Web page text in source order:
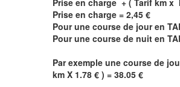
Prise en charge = 2,45 €
Pour une course de jour en
Pour une course de nuit en
Par exemple une course de
km X 1.78 € ) = 38.05 €